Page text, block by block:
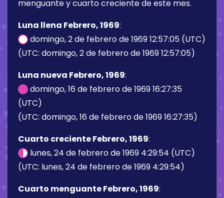
menguante y cuarto creciente de este mes.
Luna llena Febrero, 1969:
domingo, 2 de febrero de 1969 12:57:05 (UTC)
(UTC: domingo, 2 de febrero de 1969 12:57:05)
Luna nueva Febrero, 1969:
domingo, 16 de febrero de 1969 16:27:35
(UTC)
(UTC: domingo, 16 de febrero de 1969 16:27:35)
Cuarto creciente Febrero, 1969:
lunes, 24 de febrero de 1969 4:29:54 (UTC)
(UTC: lunes, 24 de febrero de 1969 4:29:54)
Cuarto menguante Febrero, 1969: